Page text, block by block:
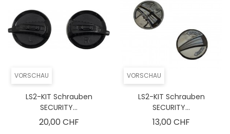
VORSCHAU
LS2-KIT Schrauben
SECURITY...
20,00 CHFPreis
VORSCHAU
LS2-KIT Schrauben
SECURITY...
13,00 CHF